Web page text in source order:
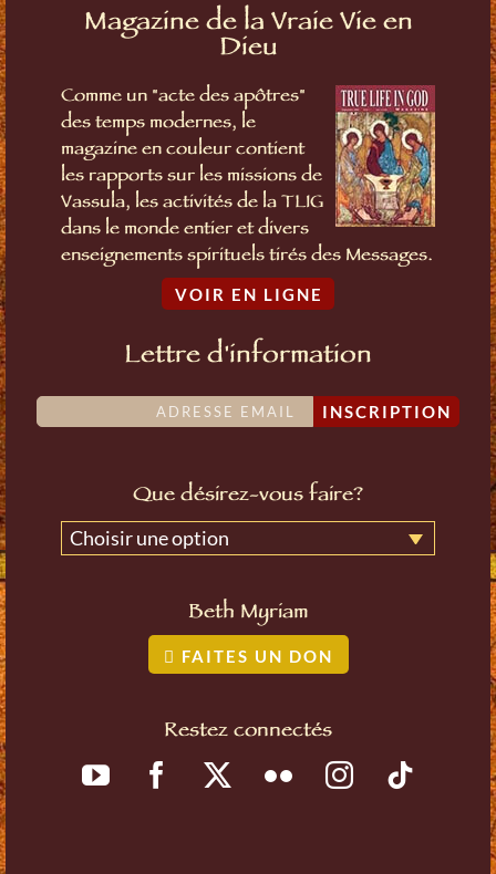
Magazine de la Vraie Vie en
Dieu
Comme un "acte des apôtres"
des temps modernes, le
magazine en couleur contient
les rapports sur les missions de
Vassula, les activités de la TLIG
dans le monde entier et divers
enseignements spirituels tirés des Messages.
VOIR EN LIGNE
Lettre d'information
INSCRIPTION
Que désirez-vous faire?
Choisir une option
Beth Myriam
FAITES UN DON
Restez connectés